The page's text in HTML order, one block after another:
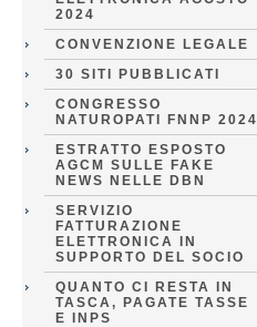
2024
CONVENZIONE LEGALE
30 SITI PUBBLICATI
CONGRESSO
NATUROPATI FNNP 2024
ESTRATTO ESPOSTO
AGCM SULLE FAKE
NEWS NELLE DBN
SERVIZIO
FATTURAZIONE
ELETTRONICA IN
SUPPORTO DEL SOCIO
QUANTO CI RESTA IN
TASCA, PAGATE TASSE
E INPS